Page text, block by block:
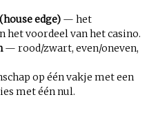
edge)— het
het voordeel van het casino.
— rood/zwart, even/oneven,
op één vakje met een
met één nul.